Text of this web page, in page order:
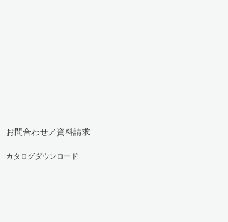
お問合わせ／資料請求
カタログダウンロード